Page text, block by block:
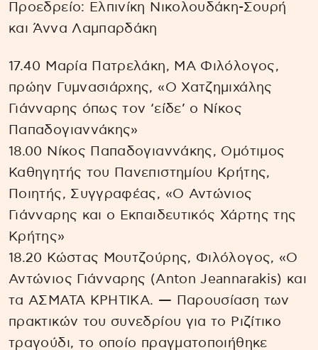
Προεδρείο: Ελπινίκη Νικολουδάκη-Σουρή
και Άννα Λαμπαρδάκη
17.40 Μαρία Πατρελάκη, ΜΑ Φιλόλογος,
πρώην Γυμνασιάρχης, «Ο Χατζημιχάλης
Γιάνναρης όπως τον ‘είδε’ ο Νίκος
Παπαδογιαννάκης»
18.00 Νίκος Παπαδογιαννάκης, Ομότιμος
Καθηγητής του Πανεπιστημίου Κρήτης,
Ποιητής, Συγγραφέας, «Ο Αντώνιος
Γιάνναρης και ο Εκπαιδευτικός Χάρτης της
Κρήτης»
18.20 Κώστας Μουτζούρης, Φιλόλογος, «Ο
Αντώνιος Γιάνναρης (Anton Jeannarakis) και
τα ΑΣΜΑΤΑ ΚΡΗΤΙΚΑ. — Παρουσίαση των
πρακτικών του συνεδρίου για το Ριζίτικο
τραγούδι, το οποίο πραγματοποιήθηκε